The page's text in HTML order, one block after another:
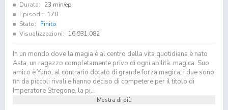
Durata:
23 min/ep
Episodi:
170
Stato:
Finito
Visualizzazioni:
16.931.082
In un mondo dove la magia è al centro della vita quotidiana è nato
Asta, un ragazzo completamente privo di ogni abilità magica. Suo
amico è Yuno, al contrario dotato di grande forza magica; i due sono
fin da piccoli rivali e hanno deciso di competere per il titolo di
Imperatore Stregone, la pi...
Mostra di più